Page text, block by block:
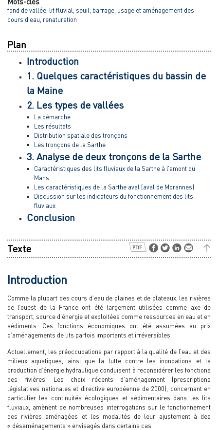
fond de vallée lit fluvial seuil barrage usage et aménagement des
cours d’eau renaturation
Plan
Introduction
1. Quelques caractéristiques du bassin de
la Maine
2. Les types de vallées
La démarche
Les résultats
Distribution spatiale des tronçons
Les tronçons de la Sarthe
3. Analyse de deux tronçons de la Sarthe
Caractéristiques des lits fluviaux de la Sarthe à l’amont du
Mans
Les caractéristiques de la Sarthe aval (aval de Morannes)
Discussion sur les indicateurs du fonctionnement des lits
fluviaux
Conclusion
Texte
Introduction
Comme la plupart des cours d’eau de plaines et de plateaux, les rivières
de l’ouest de la France ont été largement utilisées comme axe de
transport, source d’énergie et exploitées comme ressources en eau et en
sédiments. Ces fonctions économiques ont été assumées au prix
d’aménagements de lits parfois importants et irréversibles.
Actuellement, les préoccupations par rapport à la qualité de l’eau et des
milieux aquatiques, ainsi que la lutte contre les inondations et la
production d’énergie hydraulique conduisent à reconsidérer les fonctions
des rivières. Les choix récents d’aménagement (prescriptions
législatives nationales et directive européenne de 2000), concernant en
particulier les continuités écologiques et sédimentaires dans les lits
fluviaux, amènent de nombreuses interrogations sur le fonctionnement
des rivières aménagées et les modalités de leur ajustement à des
« désaménagements » envisagés dans certains cas.